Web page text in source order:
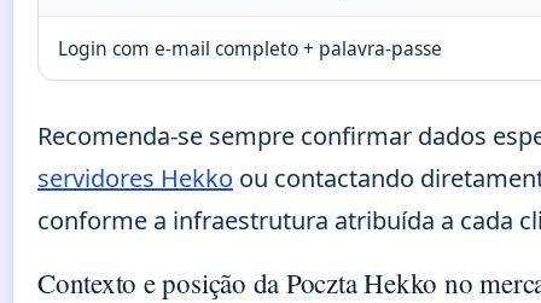
Login com e-mail completo + palavra-passe
Recomenda-se sempre confirmar dados
servidores Hekko ou contactando
conforme a infraestrutura atribuída a cada
Contexto e posição da Poczta Hekko no